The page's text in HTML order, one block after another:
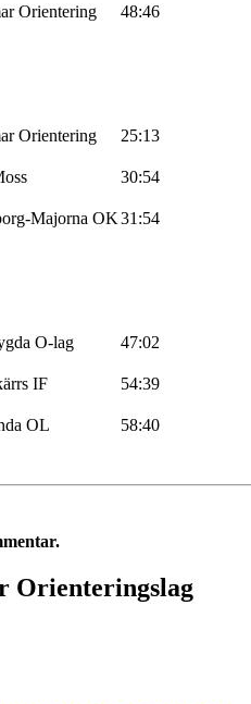
Orientering 48:46
Orientering 25:13
30:54
Majorna OK31:54
O-lag 47:02
IF 54:39
OL 58:40
Orienteringslag